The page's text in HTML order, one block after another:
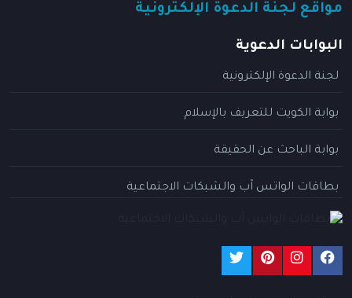
مواقع لجنة الدعوة الإلكترونية
البوابات الدعوية
لجنة الدعوة الإلكترونية
بوابة الكويت للتعريف بالإسلام
بوابة الباحث عن الحقيقة
بطاقات الواتس آب والشبكات الاجتماعية